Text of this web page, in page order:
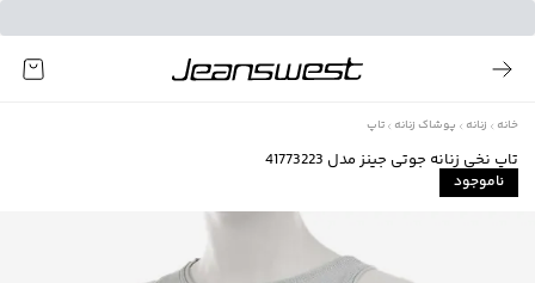
خانه زنانه پوشاک زنانه تاپ
تاپ نخی زنانه جوتی جینز مدل 41773223
ناموجود